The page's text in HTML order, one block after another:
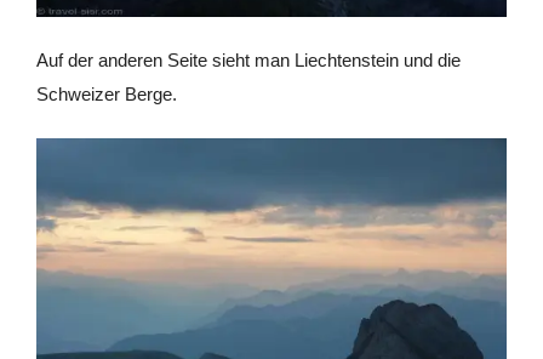
Auf der anderen Seite sieht man Liechtenstein und die
Schweizer Berge.